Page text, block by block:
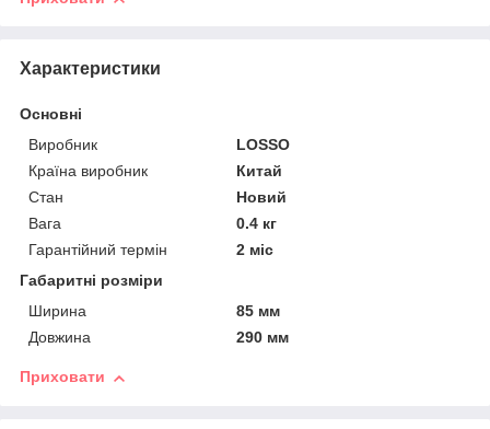
Характеристики
Основні
Виробник
LOSSO
Країна виробник
Китай
Стан
Новий
Вага
0.4 кг
Гарантійний термін
2 міс
Габаритні розміри
Ширина
85 мм
Довжина
290 мм
Приховати